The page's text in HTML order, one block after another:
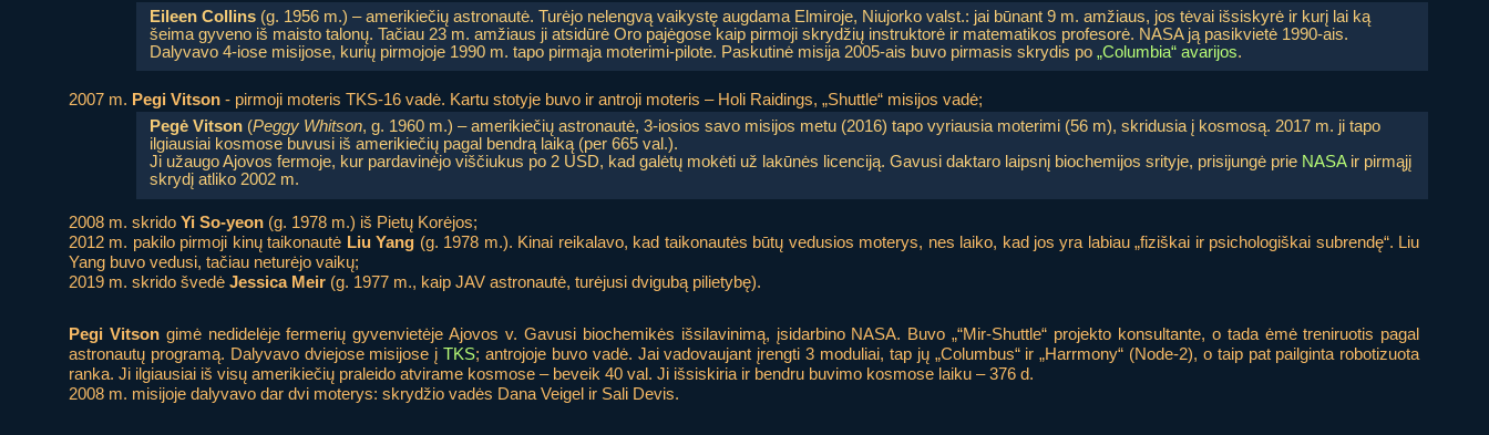
Eileen Collins (g. 1956 m.) – amerikiečių astronautė. Turėjo nelengvą vaikystę augdama Elmiroje, Niujorko valst.: jai būnant 9 m. amžiaus, jos tėvai išsiskyrė ir kurį lai ką
šeima gyveno iš maisto talonų. Tačiau 23 m. amžiaus ji atsidūrė Oro pajėgose kaip pirmoji skrydžių instruktorė ir matematikos profesorė. NASA ją pasikvietė 1990-ais.
Dalyvavo 4-iose misijose, kurių pirmojoje 1990 m. tapo pirmąja moterimi-pilote. Paskutinė misija 2005-ais buvo pirmasis skrydis po „Columbia“ avarijos.
2007 m. Pegi Vitson - pirmoji moteris TKS-16 vadė. Kartu stotyje buvo ir antroji moteris – Holi Raidings, „Shuttle“ misijos vadė;
Pegė Vitson (Peggy Whitson, g. 1960 m.) – amerikiečių astronautė, 3-iosios savo misijos metu (2016) tapo vyriausia moterimi (56 m), skridusia į kosmosą. 2017 m. ji tapo
ilgiausiai kosmose buvusi iš amerikiečių pagal bendrą laiką (per 665 val.).
Ji užaugo Ajovos fermoje, kur pardavinėjo viščiukus po 2 USD, kad galėtų mokėti už lakūnės licenciją. Gavusi daktaro laipsnį biochemijos srityje, prisijungė prie NASAir pirmąjį
skrydį atliko 2002 m.
2008 m. skrido Yi So-yeon (g. 1978 m.) iš Pietų Korėjos;
2012 m. pakilo pirmoji kinų taikonautė Liu Yang (g. 1978 m.). Kinai reikalavo, kad taikonautės būtų vedusios moterys, nes laiko, kad jos yra labiau „fiziškai ir psichologiškai subrendę“. Liu
Yang buvo vedusi, tačiau neturėjo vaikų;
2019 m. skrido švedė Jessica Meir (g. 1977 m., kaip JAV astronautė, turėjusi dvigubą pilietybę).
Pegi Vitsongimė nedidelėje fermerių gyvenvietėje Ajovos v. Gavusi biochemikės išsilavinimą, įsidarbino NASA. Buvo „“Mir-Shuttle“ projekto konsultante, o tada ėmė treniruotis pagal
astronautų programą. Dalyvavo dviejose misijose įTKS; antrojoje buvo vadė. Jai vadovaujant įrengti 3 moduliai, tap jų „Columbus“ ir „Harrmony“ (Node-2), o taip pat pailginta robotizuota
ranka. Ji ilgiausiai iš visų amerikiečių praleido atvirame kosmose – beveik 40 val. Ji išsiskiria ir bendru buvimo kosmose laiku – 376 d.
2008 m. misijoje dalyvavo dar dvi moterys: skrydžio vadės Dana Veigel ir Sali Devis.